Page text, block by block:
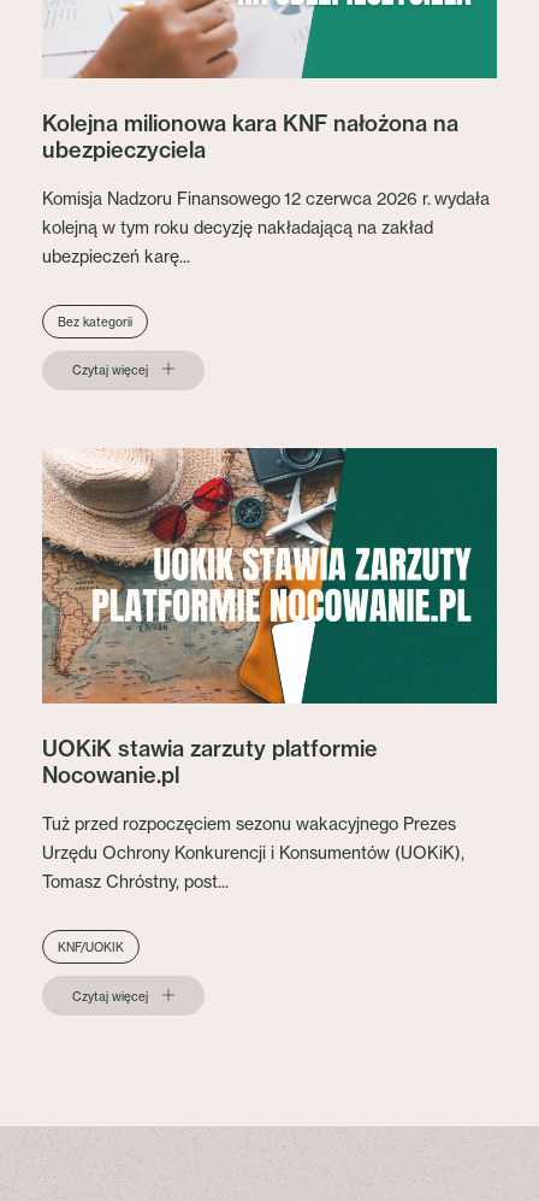
Kolejna milionowa kara KNF nałożona na
ubezpieczyciela
Komisja Nadzoru Finansowego 12 czerwca 2026 r. wydała
kolejną w tym roku decyzję nakładającą na zakład
ubezpieczeń karę...
Bez kategorii
Czytaj więcej
UOKiK stawia zarzuty platformie
Nocowanie.pl
Tuż przed rozpoczęciem sezonu wakacyjnego Prezes
Urzędu Ochrony Konkurencji i Konsumentów (UOKiK),
Tomasz Chróstny, post...
KNF/UOKIK
Czytaj więcej